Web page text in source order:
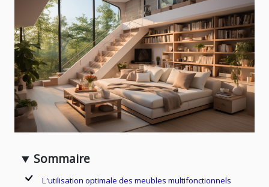
Sommaire
L'utilisation optimale des meubles multifonctionnels